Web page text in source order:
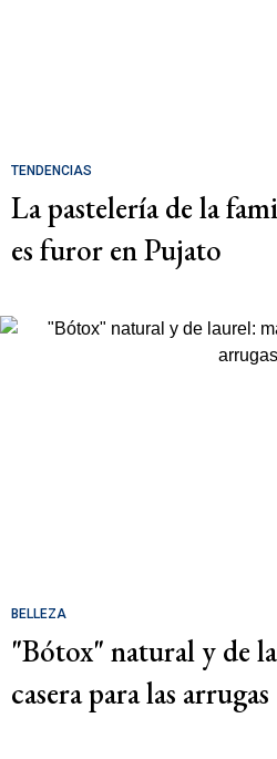
TENDENCIAS
La pastelería de la
es furor en Pujato
BELLEZA
"Bótox" natural y de
casera para las arrugas